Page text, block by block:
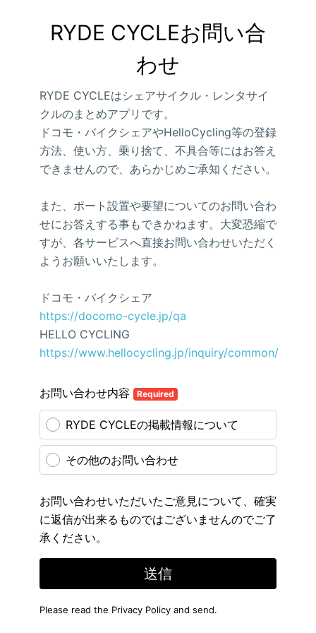
RYDE CYCLEお問い合
わせ
RYDE CYCLEはシェアサイクル・レンタサイ
クルのまとめアプリです。
ドコモ・バイクシェアやHelloCycling等の登録
方法、使い方、乗り捨て、不具合等にはお答え
できませんので、あらかじめご承知ください。
また、ポート設置や要望についてのお問い合わ
せにお答えする事もできかねます。大変恐縮で
すが、各サービスへ直接お問い合わせいただく
ようお願いいたします。
ドコモ・バイクシェア
https://docomo-cycle.jp/qa
HELLO CYCLING
https://www.hellocycling.jp/inquiry/common/
お問い合わせ内容 Required
RYDE CYCLEの掲載情報について
その他のお問い合わせ
お問い合わせいただいたご意見について、確実
に返信が出来るものではございませんのでご了
承ください。
送信
Please read the Privacy Policy and send.